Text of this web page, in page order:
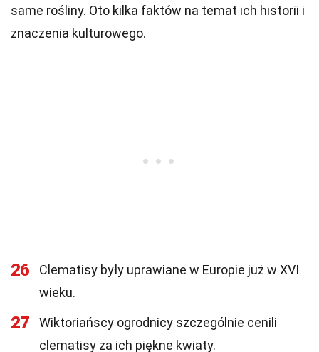
same rośliny. Oto kilka faktów na temat ich historii i
znaczenia kulturowego.
26
Clematisy były uprawiane w Europie już w XVI
wieku.
27
Wiktoriańscy ogrodnicy szczególnie cenili
clematisy za ich piękne kwiaty.